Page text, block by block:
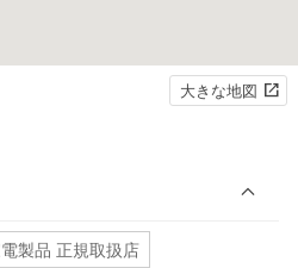
大きな地図
製品 正規取扱店